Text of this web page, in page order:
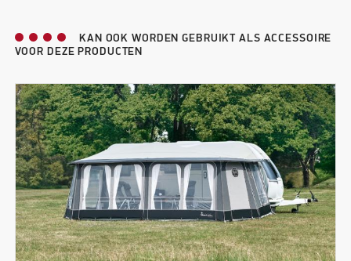
KAN OOK WORDEN GEBRUIKT ALS ACCESSOIRE
VOOR DEZE PRODUCTEN